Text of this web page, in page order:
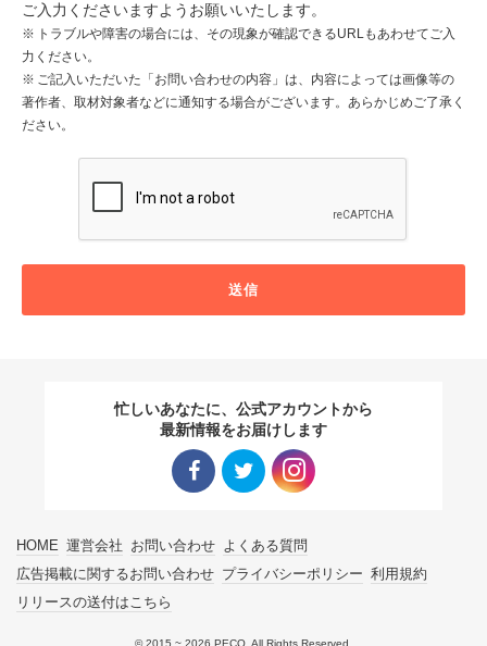
ご入力くださいますようお願いいたします。
トラブルや障害の場合には、その現象が確認できるURLもあわせてご入
力ください。
ご記入いただいた「お問い合わせの内容」は、内容によっては画像等の
著作者、取材対象者などに通知する場合がございます。あらかじめご了承く
ださい。
送信
忙しいあなたに、公式アカウントから
最新情報をお届けします
HOME 運営会社 お問い合わせ よくある質問
広告掲載に関するお問い合わせ プライバシーポリシー 利用規約
リリースの送付はこちら
© 2015 ~ 2026 PECO. All Rights Reserved.